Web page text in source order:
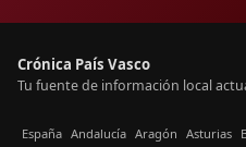
Crónica País Vasco
Tu fuente de información local
España Andalucía Aragón Asturias